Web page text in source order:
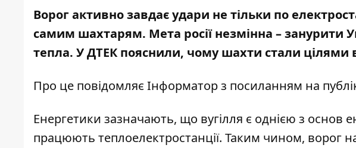
Ворог активно завдає удари не тільки по
самим шахтарям. Мета росії незмінна –
тепла. У ДТЕК пояснили, чому шахти стали цілями
Про це повідомляє Інформатор з посиланням на
Енергетики зазначають, що вугілля є однією з основ
працюють теплоелектростанції. Таким чином, ворог